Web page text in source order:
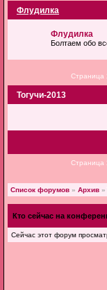
Флудилка
Флудилка
Болтаем обо
Страница
Тогучи-2013
Страница
Список форумов » Архив »
Кто сейчас на
Сейчас этот форум